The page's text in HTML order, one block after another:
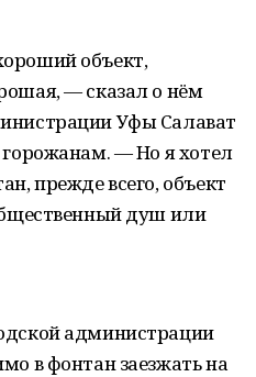
объект,
— сказал о нём
Уфы Салават
горожанам. — Но я хотел
прежде всего, объект
душ или
администрации
в фонтан заезжать на